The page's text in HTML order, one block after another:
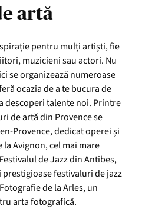
artă
pentru mulți artiști, fie
muzicieni sau actori. Nu
se organizează numeroase
ocazia de a te bucura de
descoperi talente noi. Printre
de artă din Provence se
Provence, dedicat operei și
Avignon, cel mai mare
de Jazz din Antibes,
festivaluri de jazz
de la Arles, un
arta fotografică.